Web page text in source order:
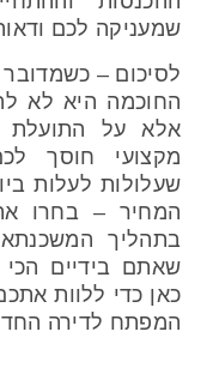
שמעניקה לכם
לסיכום –
החוכמה היא לא
אלא על התועלת
מקצועי חוסך
שעלולות לעלות
המחיר – בחרו
בתהליך
שאתם בידיים הכי
כאן כדי ללוות
המפתח לדירה